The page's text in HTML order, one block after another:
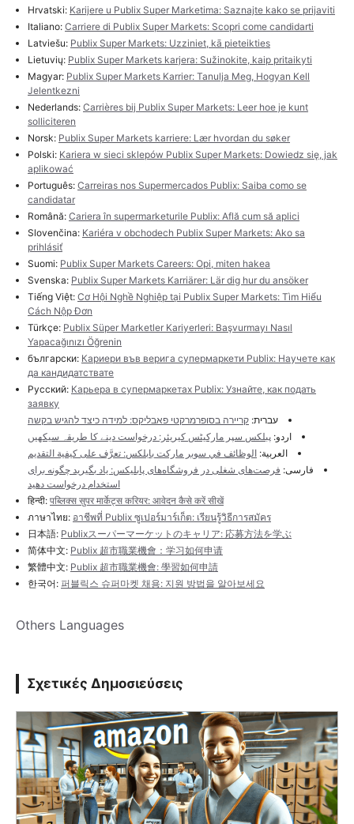
Hrvatski: Karijere u Publix Super Marketima: Saznajte kako se prijaviti
Italiano: Carriere di Publix Super Markets: Scopri come candidarti
Latviešu: Publix Super Markets: Uzziniet, kā pieteikties
Lietuvių: Publix Super Markets karjera: Sužinokite, kaip pritaikyti
Magyar: Publix Super Markets Karrier: Tanulja Meg, Hogyan Kell
Jelentkezni
Nederlands: Carrières bij Publix Super Markets: Leer hoe je kunt
solliciteren
Norsk: Publix Super Markets karriere: Lær hvordan du søker
Polski: Kariera w sieci sklepów Publix Super Markets: Dowiedz się, jak
aplikować
Português: Carreiras nos Supermercados Publix: Saiba como se
candidatar
Română: Cariera în supermarketurile Publix: Află cum să aplici
Slovenčina: Kariéra v obchodech Publix Super Markets: Ako sa
prihlásiť
Suomi: Publix Super Markets Careers: Opi, miten hakea
Svenska: Publix Super Markets Karriärer: Lär dig hur du ansöker
Tiếng Việt: Cơ Hội Nghề Nghiệp tại Publix Super Markets: Tìm Hiểu
Cách Nộp Đơn
Türkçe: Publix Süper Marketler Kariyerleri: Başvurmayı Nasıl
Yapacağınızı Öğrenin
български: Кариери във верига супермаркети Publix: Научете как
да кандидатствате
Русский: Карьера в супермаркетах Publix: Узнайте, как подать
заявку
עברית: קריירה בסופרמרקטי פאבליקס: למידה כיצד להגיש בקשה
اردو: پبلکس سپر مارکیٹس کیریئر: درخواست دینے کا طریقہ سیکھیں
العربية: الوظائف في سوبر ماركت بابلكس: تعرَّف على كيفية التقديم
فارسی: فرصت‌های شغلی در فروشگاه‌های پابلیکس: یاد بگیرید چگونه برای
استخدام درخواست دهید
हिन्दी: पब्लिक्स सुपर मार्केट्स करियर: आवेदन कैसे करें सीखें
ภาษาไทย: อาชีพที่ Publix ซูเปอร์มาร์เก็ต: เรียนรู้วิธีการสมัคร
日本語: Publixスーパーマーケットのキャリア: 応募方法を学ぶ
简体中文: Publix 超市職業機會：学习如何申请
繁體中文: Publix 超市職業機會: 學習如何申請
한국어: 퍼블릭스 슈퍼마켓 채용: 지원 방법을 알아보세요
Others Languages
Σχετικές Δημοσιεύσεις